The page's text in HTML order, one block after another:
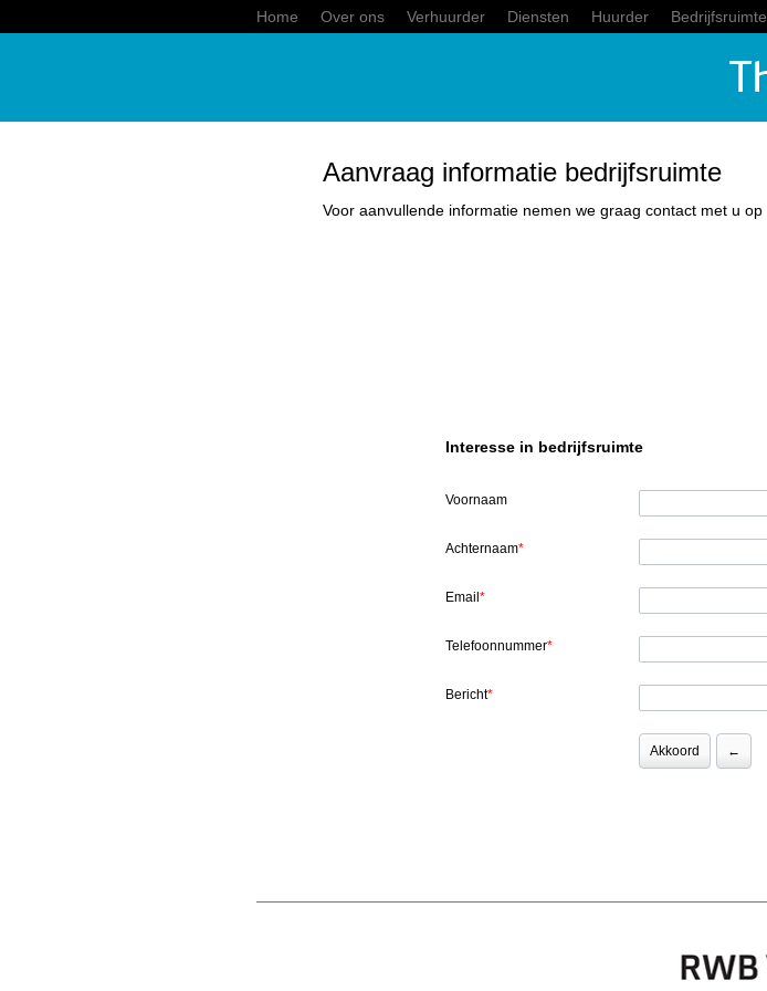
Home Over ons Verhuurder Diensten Huurder Bedrijfsruimte
Aanvraag informatie bedrijfsruimte
Voor aanvullende informatie nemen we graag contact met u op
Interesse in bedrijfsruimte
Voornaam
Achternaam*
Email *
Telefoonnummer*
Bericht*